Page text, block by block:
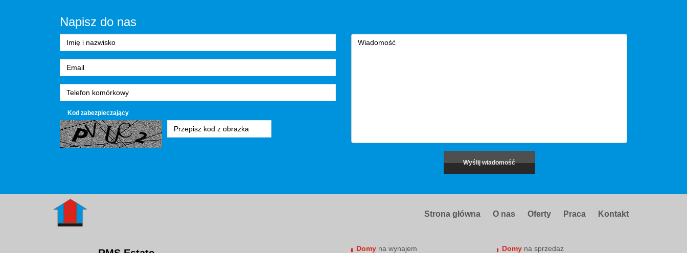
Napisz do nas
Kod zabezpieczający
Strona główna O nas Oferty Praca Kontakt
Domy na wynajem Domy na sprzedaż